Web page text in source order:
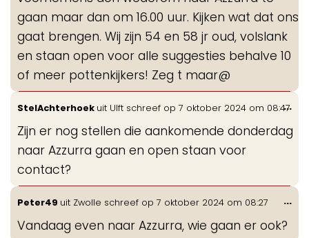
gaan maar dan om 16.00 uur. Kijken wat dat ons
gaat brengen. Wij zijn 54 en 58 jr oud, volslank
en staan open voor alle suggesties behalve 10
of meer pottenkijkers! Zeg t maar@
StelAchterhoek uit Ulft schreef op 7 oktober 2024 om 08:47
Zijn er nog stellen die aankomende donderdag
naar Azzurra gaan en open staan voor
contact?
...
Peter49 uit Zwolle schreef op 7 oktober 2024 om 08:27
Vandaag even naar Azzurra, wie gaan er ook?
...